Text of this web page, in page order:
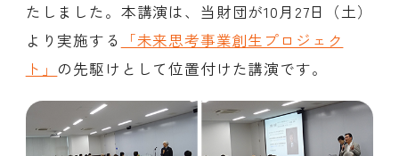
メンバーシップの声
メルマガ登録デザイン団体・機関一覧
関西デザイン学校一覧プライバシーポリシー
ソーシャルメディアポリシー
たしました。本講演は、当財団が10月27日（土）
より実施する
「未来思考事業創生プロジェク
ト」 の先駆けとして位置付けた講演です。